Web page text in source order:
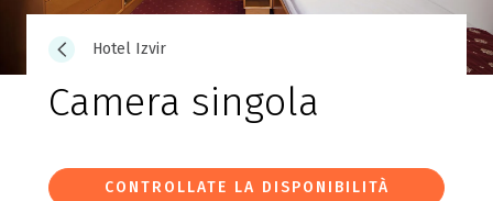
Hotel Izvir
Camera singola
CONTROLLATE LA DISPONIBILITÀ